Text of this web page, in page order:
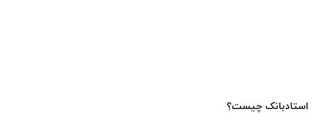
استادبانک چیست؟